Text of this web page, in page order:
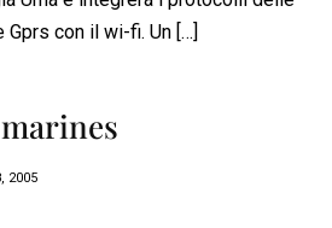
con il wi-fi. Un […]
2005